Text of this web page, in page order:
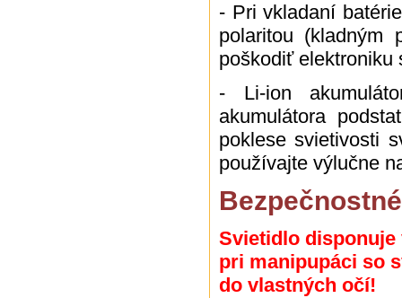
- Pri vkladaní
polaritou (kladným
poškodiť elektroniku
- Li-ion
akumulátora
poklese svietivosti
používajte výlučne
Svietidlo disponuje
pri manipupáci so
do vlastných očí!